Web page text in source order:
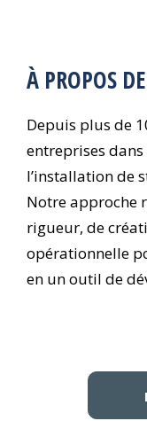
À PROPOS
Depuis plus de
entreprises
l’installation de
Notre approche
rigueur, de
opérationnelle
en un outil de